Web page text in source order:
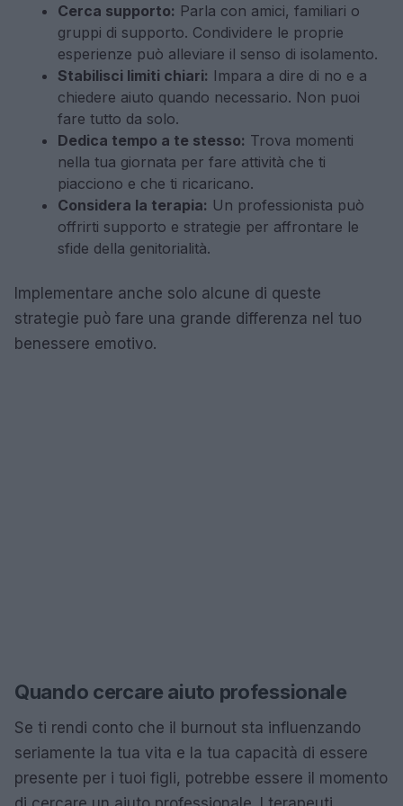
Cerca supporto: Parla con amici, familiari o
gruppi di supporto. Condividere le proprie
esperienze può alleviare il senso di isolamento.
Stabilisci limiti chiari: Impara a dire di no e a
chiedere aiuto quando necessario. Non puoi
fare tutto da solo.
Dedica tempo a te stesso: Trova momenti
nella tua giornata per fare attività che ti
piacciono e che ti ricaricano.
Considera la terapia: Un professionista può
offrirti supporto e strategie per affrontare le
sfide della genitorialità.
Implementare anche solo alcune di queste
strategie può fare una grande differenza nel tuo
benessere emotivo.
Quando cercare aiuto professionale
Se ti rendi conto che il burnout sta influenzando
seriamente la tua vita e la tua capacità di essere
presente per i tuoi figli, potrebbe essere il momento